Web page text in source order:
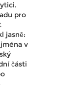
pro
jasně:
v
části